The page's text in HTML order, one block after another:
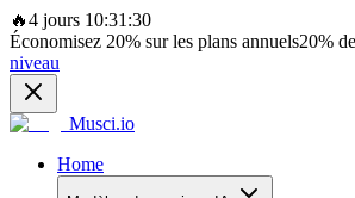
🔥4 jours 10:31:30
Économisez 20% sur les plans annuels20%
niveau
Musci.io
Home